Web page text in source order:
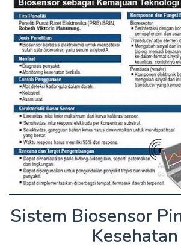
Sistem Biosensor
Kesehatan